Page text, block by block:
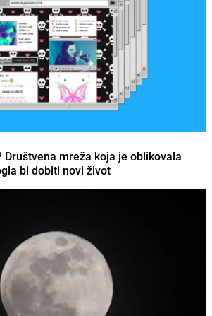
Društvena mreža koja je oblikovala
bi dobiti novi život